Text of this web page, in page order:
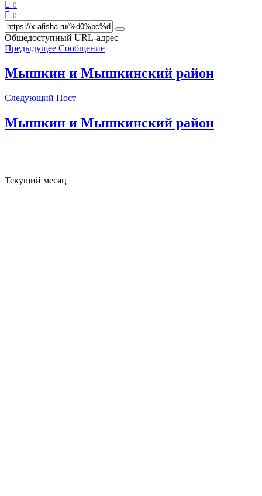
0
0
Общедоступный URL-адрес
Предыдущее Сообщение
Мышкин и Мышкинский район
Следующий Пост
Мышкин и Мышкинский район
Текущий месяц